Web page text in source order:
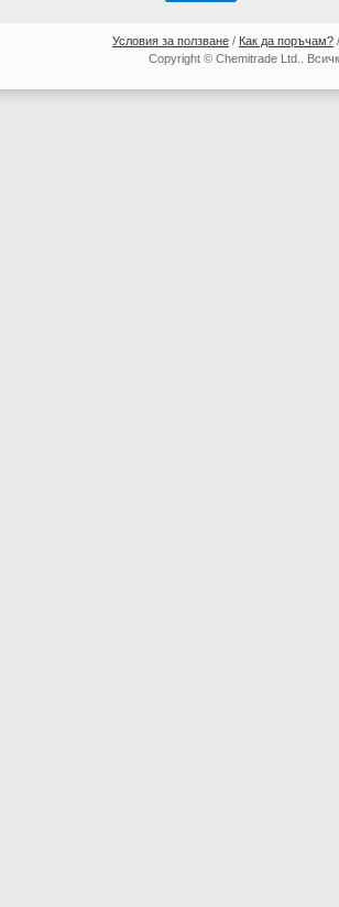
Условия за ползване / Как да поръчам?
Copyright © Chemitrade Ltd..